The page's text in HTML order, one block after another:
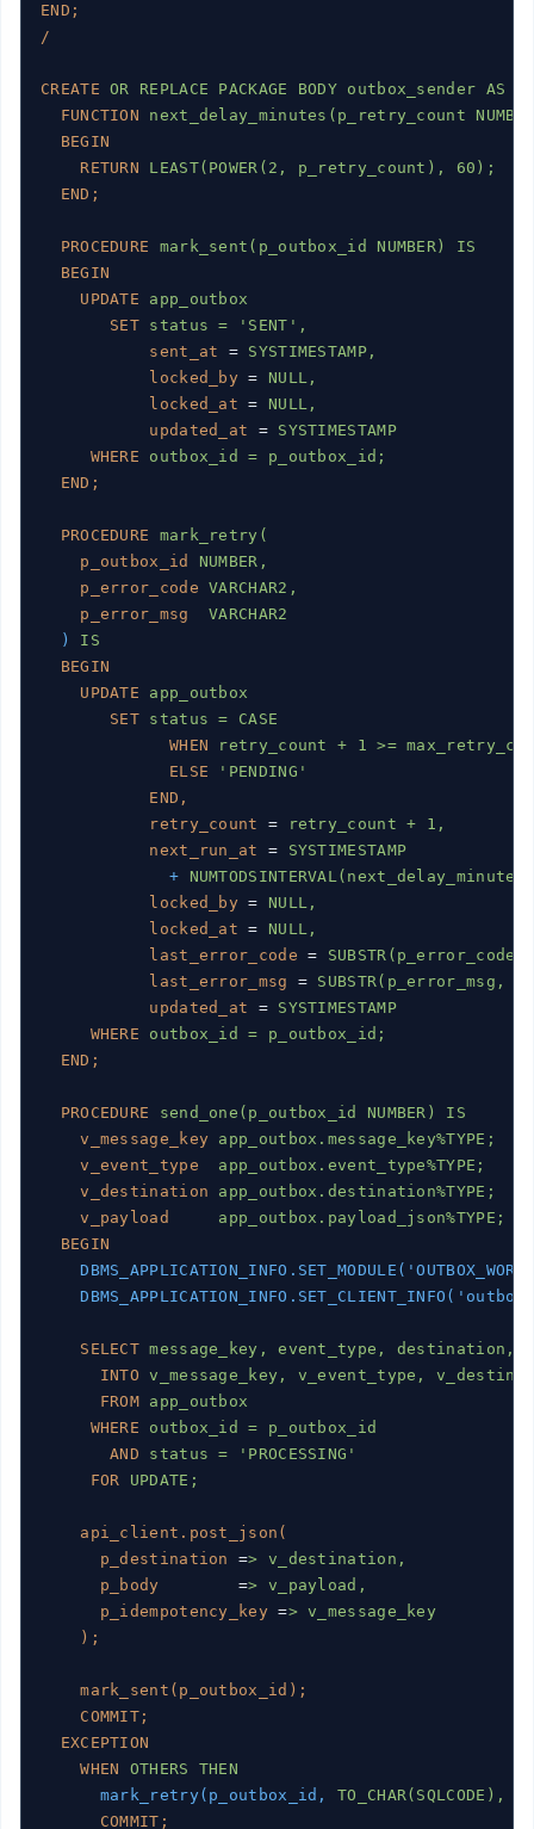
END;
/
CREATE
OR REPLACE PACKAGE BODY outbox_sender AS
FUNCTION
next_delay_minutes(p_retry_count NUMBER)
BEGIN
RETURN
LEAST(POWER(2, p_retry_count), 60);
END;
PROCEDURE
mark_sent(p_outbox_id NUMBER) IS
BEGIN
UPDATE
app_outbox
SET status = 'SENT',
sent_at = SYSTIMESTAMP,
locked_by = NULL,
locked_at = NULL,
updated_at = SYSTIMESTAMP
WHERE
outbox_id = p_outbox_id;
END;
PROCEDURE
mark_retry(
p_outbox_id
NUMBER,
p_error_code
VARCHAR2,
p_error_msg
VARCHAR2
)
IS
BEGIN
UPDATE
app_outbox
SET status = CASE
WHEN
retry_count + 1 >=
ELSE
'PENDING'
END,
retry_count
=
retry_count + 1,
next_run_at
= SYSTIMESTAMP
+
locked_by = NULL,
locked_at = NULL,
last_error_code =
last_error_msg
= SUBSTR(p_error_msg,
updated_at = SYSTIMESTAMP
WHERE
outbox_id = p_outbox_id;
END;
PROCEDURE
send_one(p_outbox_id NUMBER) IS
v_message_key app_outbox.message_key%TYPE;
v_event_type
app_outbox.event_type%TYPE;
v_destination
app_outbox.destination%TYPE;
v_payload
app_outbox.payload_json%TYPE;
BEGIN
SELECT message_key, event_type, destination,
INTO
v_message_key, v_event_type,
FROM app_outbox
WHERE
outbox_id = p_outbox_id
AND
status = 'PROCESSING'
FOR
UPDATE;
api_client.post_json(
p_destination
=> v_destination,
p_body
        =
> v_payload,
p_idempotency_key => v_message_key
);
mark_sent(p_outbox_id);
COMMIT;
EXCEPTION
WHEN
OTHERS THEN
mark_retry(p_outbox_id,
TO_CHAR(SQLCODE),
COMMIT;